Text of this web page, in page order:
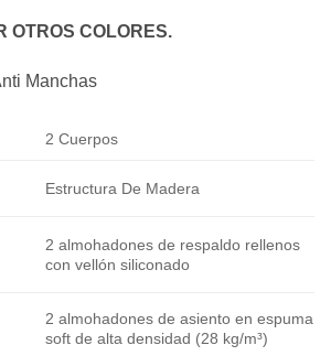
OTROS COLORES.
Manchas
2 Cuerpos
Estructura De Madera
2 almohadones de respaldo rellenos
con vellón siliconado
2 almohadones de asiento en espuma
soft de alta densidad (28 kg/m³)